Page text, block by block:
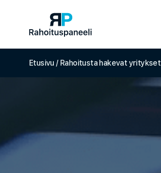
Etusivu / Rahoitusta hakevat yritykset